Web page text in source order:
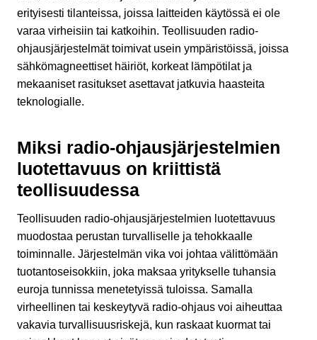
erityisesti tilanteissa, joissa laitteiden käytössä ei ole
varaa virheisiin tai katkoihin. Teollisuuden radio-
ohjausjärjestelmät toimivat usein ympäristöissä, joissa
sähkömagneettiset häiriöt, korkeat lämpötilat ja
mekaaniset rasitukset asettavat jatkuvia haasteita
teknologialle.
Miksi radio-ohjausjärjestelmien
luotettavuus on kriittistä
teollisuudessa
Teollisuuden radio-ohjausjärjestelmien luotettavuus
muodostaa perustan turvalliselle ja tehokkaalle
toiminnalle. Järjestelmän vika voi johtaa välittömään
tuotantoseisokkiin, joka maksaa yritykselle tuhansia
euroja tunnissa menetetyissä tuloissa. Samalla
virheellinen tai keskeytyvä radio-ohjaus voi aiheuttaa
vakavia turvallisuusriskejä, kun raskaat kuormat tai